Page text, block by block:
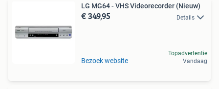
LG MG64 - VHS Videorecorder (Nieuw)
€ 349,95 Details
Bezoek website
Topadvertentie
Vandaag